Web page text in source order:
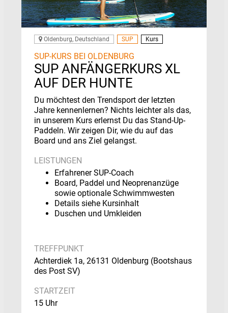
Oldenburg, Deutschland SUP Kurs
SUP-KURS BEI OLDENBURG
SUP ANFÄNGERKURS XL
AUF DER HUNTE
Du möchtest den Trendsport der letzten
Jahre kennenlernen? Nichts leichter als das,
in unserem Kurs erlernst Du das Stand-Up-
Paddeln. Wir zeigen Dir, wie du auf das
Board und ans Ziel gelangst.
LEISTUNGEN
Erfahrener SUP-Coach
Board, Paddel und Neoprenanzüge
sowie optionale Schwimmwesten
Details siehe Kursinhalt
Duschen und Umkleiden
TREFFPUNKT
Achterdiek 1a, 26131 Oldenburg (Bootshaus
des Post SV)
STARTZEIT
15 Uhr